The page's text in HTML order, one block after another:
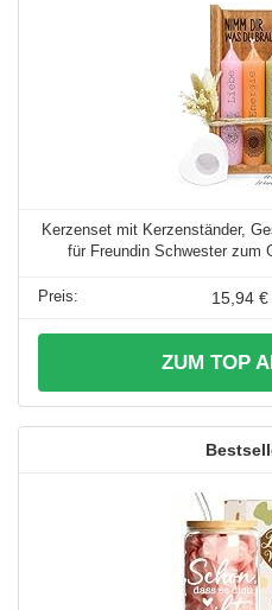
Kerzenset mit Kerzenständer,
für Freundin Schwester zum
15,94 €
ZUM TOP